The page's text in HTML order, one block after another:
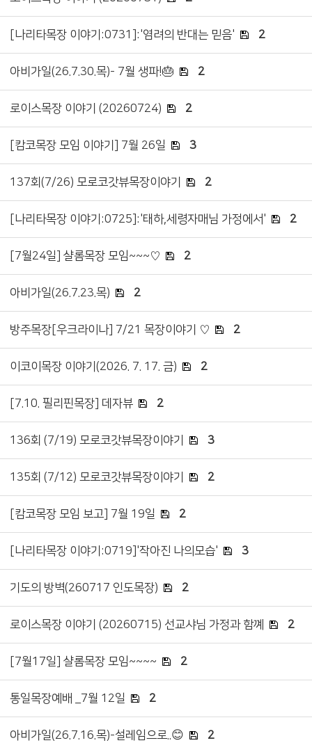
[나리타목장 이야기:0731]:'염려의 반대는 믿음' 2
아비가일(26.7.30.목)- 7월 생파!🎂 2
로이스목장 이야기 (20260724) 2
[캄코목장 모임 이야기] 7월 26일 3
137회(7/26) 모로코갓뷰목장이야기 2
[나리타목장 이야기:0725]:'태하,세령자매님 가정에서' 2
[7월24일] 샬롬목장 모임~~~♡ 2
아비가일(26.7.23.목) 2
방주목장[우크라이나] 7/21 목장이야기 ♡ 2
이코이목장 이야기(2026. 7. 17. 금) 2
[7.10. 필리핀목장] 데자뷰 2
136회 (7/19) 모로코갓뷰목장이야기 3
135회 (7/12) 모로코갓뷰목장이야기 2
[캄코목장 모임 보고] 7월 19일 2
[나리타목장 이야기:0719]'작아진 나의모습' 3
기도의 방벽(260717 인도목장) 2
로이스목장 이야기 (20260715) 선교샤님 가정과 함꼐 2
[7월17일] 샬롬목장 모임~~~~ 2
통일목장예배 _7월 12일 2
아비가일(26.7.16.목)-설레임으로..😊 2